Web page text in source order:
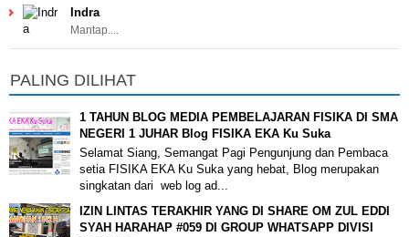
Indra
Mantap....
PALING DILIHAT
1 TAHUN BLOG MEDIA PEMBELAJARAN FISIKA DI SMA
NEGERI 1 JUHAR Blog FISIKA EKA Ku Suka
Selamat Siang, Semangat Pagi Pengunjung dan Pembaca
setia FISIKA EKA Ku Suka yang hebat, Blog merupakan
singkatan dari web log ad...
IZIN LINTAS TERAKHIR YANG DI SHARE OM ZUL EDDI
SYAH HARAHAP #059 DI GROUP WHATSAPP DIVISI